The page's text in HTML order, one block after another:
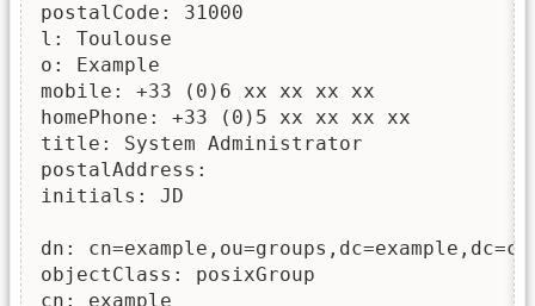
postalCode: 31000
l: Toulouse
o: Example
mobile: +33 (0)6 xx xx xx xx
homePhone: +33 (0)5 xx xx xx xx
title: System Administrator
postalAddress:
initials: JD
dn:
objectClass: posixGroup
cn: example